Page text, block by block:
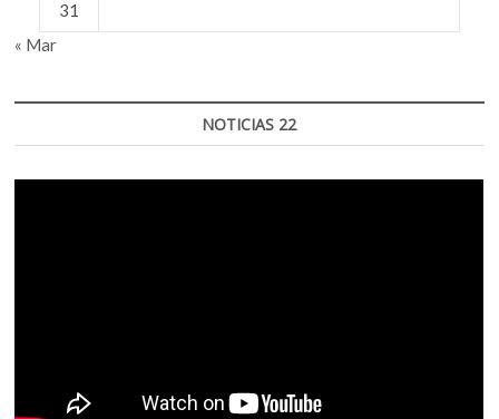
31
« Mar
NOTICIAS 22